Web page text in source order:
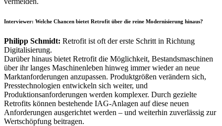
Interviewer: Welche Chancen bietet Retrofit über die reine Modernisierung hinaus?
Philipp Schmidt: Retrofit ist oft der erste Schritt in Richtung
Digitalisierung.
Darüber hinaus bietet Retrofit die Möglichkeit, Bestandsmaschinen
über ihr langes Maschinenleben hinweg immer wieder an neue
Marktanforderungen anzupassen. Produktgrößen verändern sich,
Presstechnologien entwickeln sich weiter, und
Produktionsanforderungen werden komplexer. Durch gezielte
Retrofits können bestehende IAG-Anlagen auf diese neuen
Anforderungen ausgerichtet werden – und weiterhin zuverlässig zur
Wertschöpfung beitragen.